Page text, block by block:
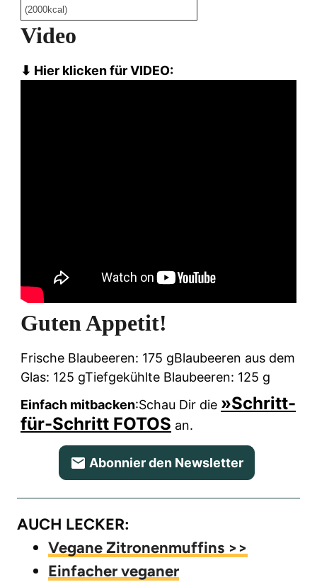
(2000kcal)
Video
⬇ Hier klicken für VIDEO:
Guten Appetit!
Frische Blaubeeren: 175 gBlaubeeren aus dem
Glas: 125 gTiefgekühlte Blaubeeren: 125 g
Einfach mitbacken:Schau Dir die »Schritt-
für-Schritt FOTOS an.
Abonnier den Newsletter
AUCH LECKER:
Vegane Zitronenmuffins >>
Einfacher veganer